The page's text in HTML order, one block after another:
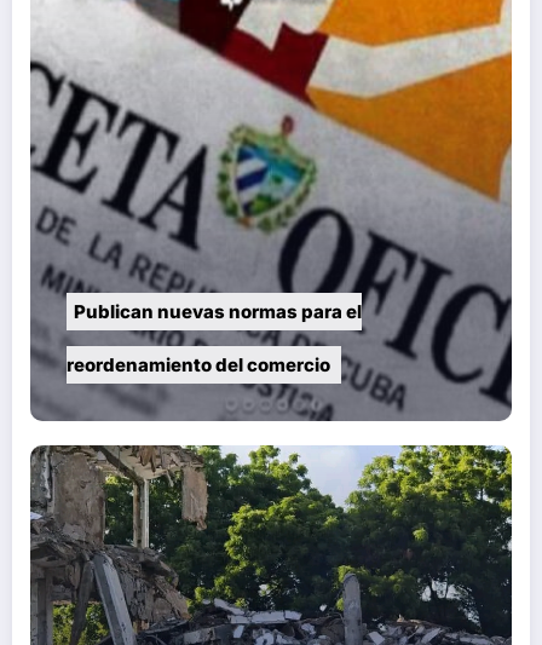
Publican nuevas normas para el
reordenamiento del comercio